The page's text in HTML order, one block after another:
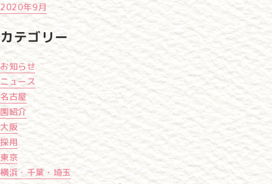
2020年9月
カテゴリー
お知らせ
ニュース
名古屋
園紹介
大阪
採用
東京
横浜・千葉・埼玉